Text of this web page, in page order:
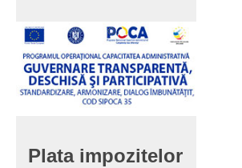
Plata impozitelor